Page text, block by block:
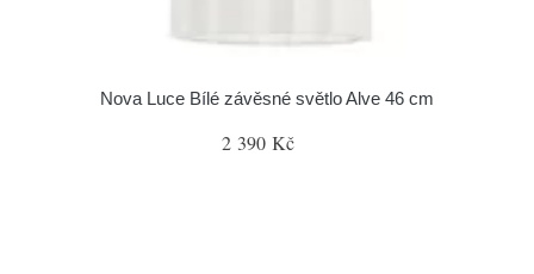
Nova Luce Bílé závěsné světlo Alve 46 cm
2 390 Kč